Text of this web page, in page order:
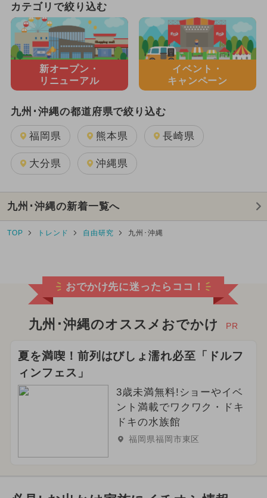
カテゴリで絞り込む
新オープン・
リニューアル
イベント・
キャンペーン
九州･沖縄の都道府県で絞り込む
福岡県 熊本県 長崎県
大分県 沖縄県
九州･沖縄の新着一覧へ
TOP トレンド 自由研究 九州･沖縄
おでかけ先に迷ったらココ！
九州･沖縄のオススメおでかけ PR
夏を満喫！前列はびしょ濡れ必至「ドルフ
ィンフェス」
3歳未満無料!ショーやイベ
ント満載でワクワク・ドキ
ドキの水族館
福岡県福岡市東区